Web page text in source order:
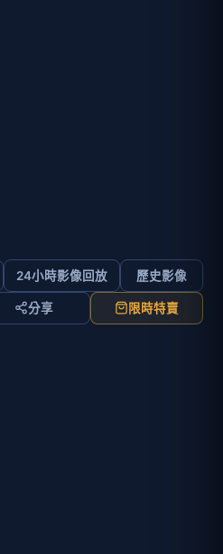
24小時影像回放 歷史影像
分享 限時特賣